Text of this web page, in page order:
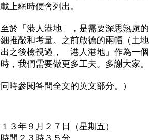
上網時便會列出。
「港人港地」，是需要深思熟慮的
推敲和考量。之前啟德的兩幅（土
之後檢視過，「港人港地」作為一
，我們需要做更多工夫。多謝大家。
同時參閱答問全文的英文部分。）
３年９月２７日（星期五）